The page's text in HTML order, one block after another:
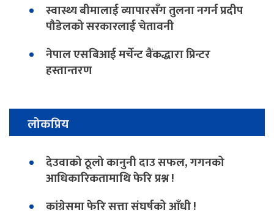
स्वास्थ्य बीमालाई व्यापारसँग तुलना नगर्न प्रदीप
पौडेलको सरकारलाई चेतावनी
नेपाल एसबिआई मर्चेन्ट बैंकद्धारा प्रिन्टर
हस्तान्तरण
लोकप्रिय
देउवाको ठूलो कानुनी दाउ सफल, गगनको
आधिकारिकतामाथि फेरि प्रश्न !
कांग्रेसमा फेरि सत्ता संघर्षको आँधी !